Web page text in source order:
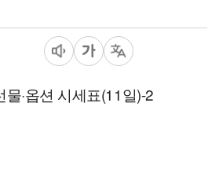
·옵션 시세표(11일)-2